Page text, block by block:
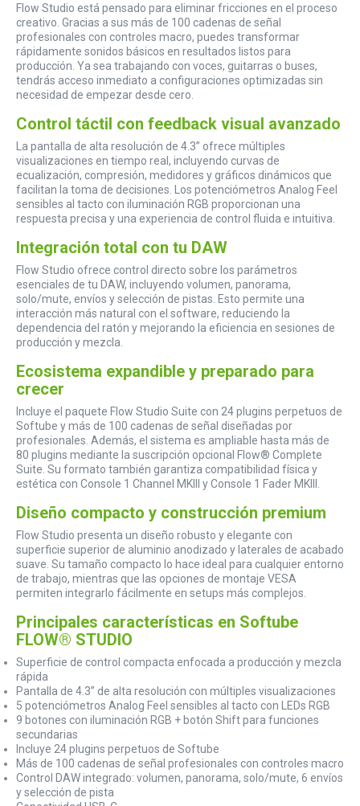
Flow Studio está pensado para eliminar fricciones en el proceso
creativo. Gracias a sus más de 100 cadenas de señal
profesionales con controles macro, puedes transformar
rápidamente sonidos básicos en resultados listos para
producción. Ya sea trabajando con voces, guitarras o buses,
tendrás acceso inmediato a configuraciones optimizadas sin
necesidad de empezar desde cero.
Control táctil con feedback visual avanzado
La pantalla de alta resolución de 4.3” ofrece múltiples
visualizaciones en tiempo real, incluyendo curvas de
ecualización, compresión, medidores y gráficos dinámicos que
facilitan la toma de decisiones. Los potenciómetros Analog Feel
sensibles al tacto con iluminación RGB proporcionan una
respuesta precisa y una experiencia de control fluida e intuitiva.
Integración total con tu DAW
Flow Studio ofrece control directo sobre los parámetros
esenciales de tu DAW, incluyendo volumen, panorama,
solo/mute, envíos y selección de pistas. Esto permite una
interacción más natural con el software, reduciendo la
dependencia del ratón y mejorando la eficiencia en sesiones de
producción y mezcla.
Ecosistema expandible y preparado para
crecer
Incluye el paquete Flow Studio Suite con 24 plugins perpetuos de
Softube y más de 100 cadenas de señal diseñadas por
profesionales. Además, el sistema es ampliable hasta más de
80 plugins mediante la suscripción opcional Flow® Complete
Suite. Su formato también garantiza compatibilidad física y
estética con Console 1 Channel MKIII y Console 1 Fader MKIII.
Diseño compacto y construcción premium
Flow Studio presenta un diseño robusto y elegante con
superficie superior de aluminio anodizado y laterales de acabado
suave. Su tamaño compacto lo hace ideal para cualquier entorno
de trabajo, mientras que las opciones de montaje VESA
permiten integrarlo fácilmente en setups más complejos.
Principales características en Softube
FLOW® STUDIO
Superficie de control compacta enfocada a producción y mezcla
rápida
Pantalla de 4.3” de alta resolución con múltiples visualizaciones
5 potenciómetros Analog Feel sensibles al tacto con LEDs RGB
9 botones con iluminación RGB + botón Shift para funciones
secundarias
Incluye 24 plugins perpetuos de Softube
Más de 100 cadenas de señal profesionales con controles macro
Control DAW integrado: volumen, panorama, solo/mute, 6 envíos
y selección de pista